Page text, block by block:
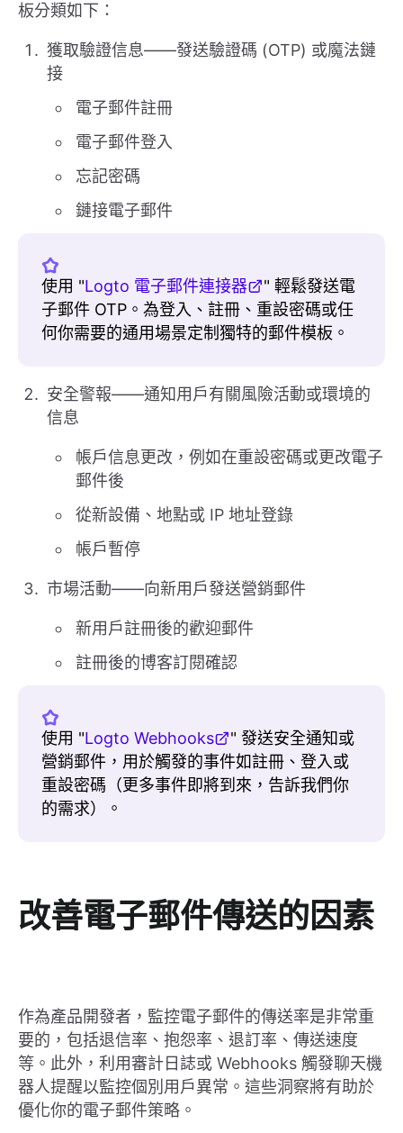
板分類如下：
獲取驗證信息——發送驗證碼 (OTP) 或魔法鏈
接
電子郵件註冊
電子郵件登入
忘記密碼
鏈接電子郵件
使用 "Logto 電子郵件連接器
" 輕鬆發送電
子郵件 OTP。為登入、註冊、重設密碼或任
何你需要的通用場景定制獨特的郵件模板。
安全警報——通知用戶有關風險活動或環境的
信息
帳戶信息更改，例如在重設密碼或更改電子
郵件後
從新設備、地點或 IP 地址登錄
帳戶暫停
市場活動——向新用戶發送營銷郵件
新用戶註冊後的歡迎郵件
註冊後的博客訂閱確認
使用 "Logto Webhooks
" 發送安全通知或
營銷郵件，用於觸發的事件如註冊、登入或
重設密碼（更多事件即將到來，告訴我們你
的需求）。
改善電子郵件傳送的因素
作為產品開發者，監控電子郵件的傳送率是非常重
要的，包括退信率、抱怨率、退訂率、傳送速度
等。此外，利用審計日誌或 Webhooks 觸發聊天機
器人提醒以監控個別用戶異常。這些洞察將有助於
優化你的電子郵件策略。